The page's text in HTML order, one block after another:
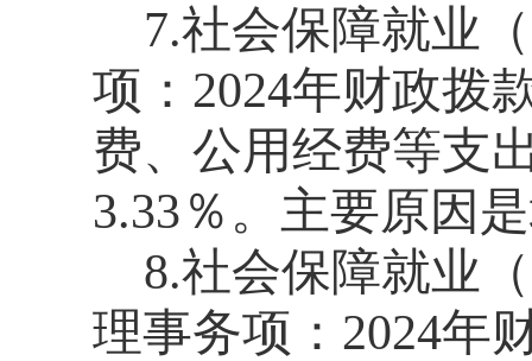
7.社会保障就业
项：2024年财政拨
费、公用经费等支
3.33％。主要原因是
8.社会保障就业
理事务项：2024年